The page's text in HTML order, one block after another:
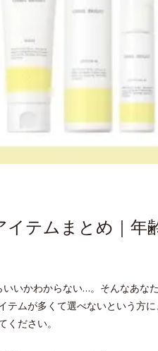
イテムまとめ｜年
いかわからない…。そんなあな
テムが多くて選べないという方
ださい。